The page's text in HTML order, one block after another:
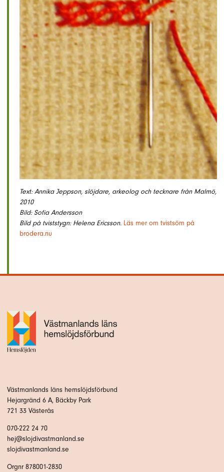
Text: Annika Jeppson, slöjdare, arkeolog och tecknare från Malmö,
2010
Bild: Sofia Andersson
Bild på tviststygn: Helena Ericsson. Läs mer om tvistsöm på
brodera.nu
Västmanlands läns hemslöjdsförbund
Hejargränd 6 A, Bäckby Park
721 33 Västerås
070-222 24 70
hej@slojdivastmanland.se
slojdivastmanland.se
Orgnr 878001-2830